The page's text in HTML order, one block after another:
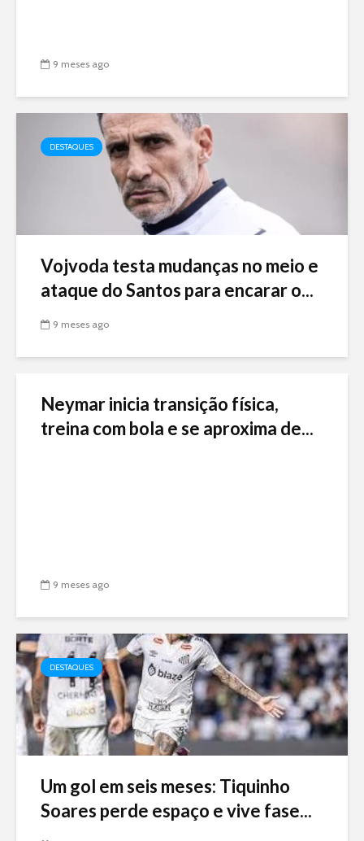
9 meses ago
DESTAQUES
Vojvoda testa mudanças no meio e
ataque do Santos para encarar o...
9 meses ago
Neymar inicia transição física,
treina com bola e se aproxima de...
9 meses ago
DESTAQUES
Um gol em seis meses: Tiquinho
Soares perde espaço e vive fase...